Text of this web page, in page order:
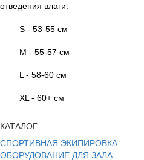
отведения влаги.
S - 53-55 см
M - 55-57 см
L - 58-60 см
XL - 60+ cм
КАТАЛОГ
СПОРТИВНАЯ ЭКИПИРОВКА
ОБОРУДОВАНИЕ ДЛЯ ЗАЛА